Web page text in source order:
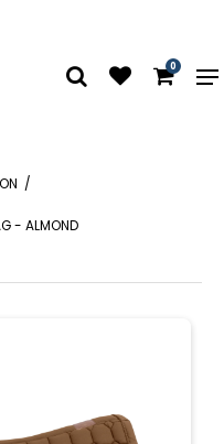
0
/
- ALMOND